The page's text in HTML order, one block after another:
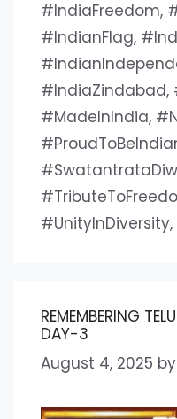
#IndiaFreedom,
#IndianFlag,
#IndiaZindabad,
#MadeInIndia,
#UnityInDiversity,
REMEMBERING
DAY-3
August 4, 2025 by